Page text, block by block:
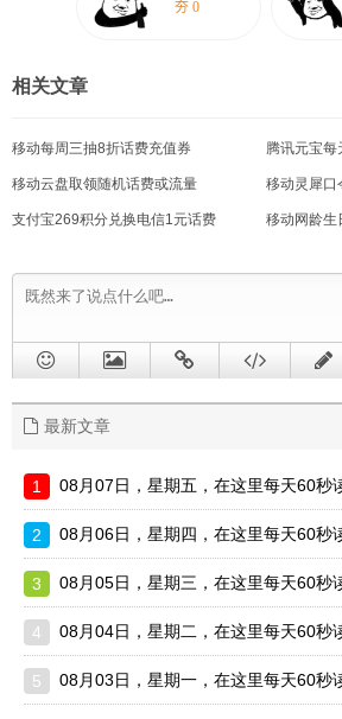
相关文章
移动每周三抽8折话费充值券 腾讯元宝每
移动云盘取领随机话费或流量 移动灵犀口
支付宝269积分兑换电信1元话费 移动网龄生
最新文章
08月07日，星期五，在这里每天60秒
08月06日，星期四，在这里每天60秒
08月05日，星期三，在这里每天60秒
08月04日，星期二，在这里每天60秒
08月03日，星期一，在这里每天60秒